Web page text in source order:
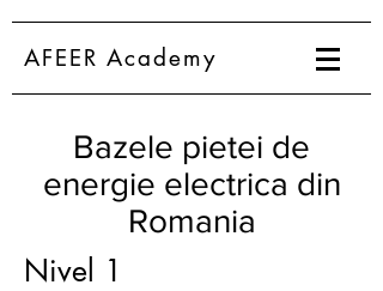
AFEER Academy
Bazele pietei de
energie electrica din
Romania
Nivel 1